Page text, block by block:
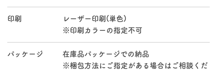
印刷
レーザー印刷(単色)
※印刷カラーの指定不可
パッケージ
在庫品パッケージでの納品
※梱包方法にご指定がある場合はご相談くだ